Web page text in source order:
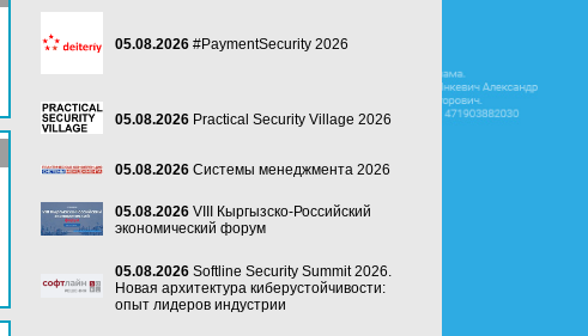
05.08.2026 #PaymentSecurity 2026
05.08.2026 Practical Security Village 2026
05.08.2026 Системы менеджмента 2026
05.08.2026 VIII Кыргызско-Российский
экономический форум
05.08.2026 Softline Security Summit 2026.
Новая архитектура киберустойчивости:
опыт лидеров индустрии